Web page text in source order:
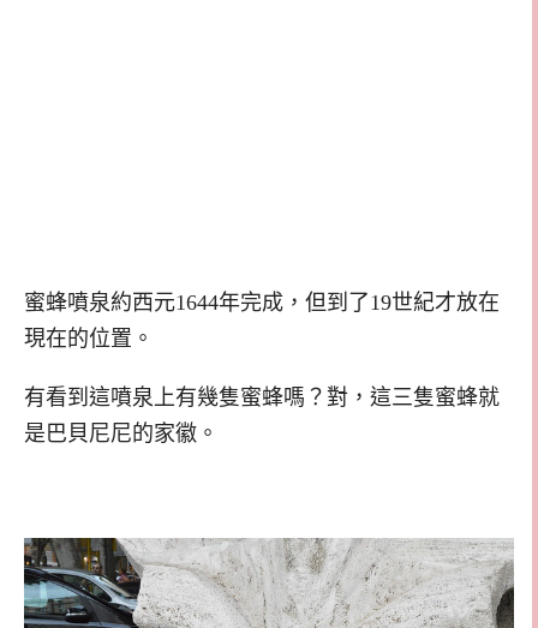
蜜蜂噴泉約西元1644年完成，但到了19世紀才放在
現在的位置。
有看到這噴泉上有幾隻蜜蜂嗎？對，這三隻蜜蜂就
是巴貝尼尼的家徽。